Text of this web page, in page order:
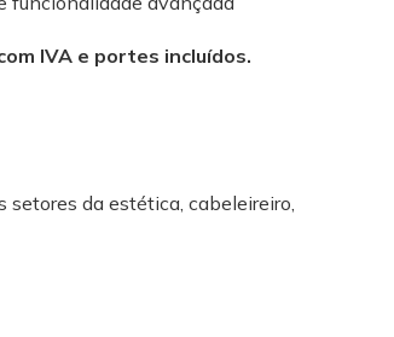
IVA e portes incluídos.
da estética, cabeleireiro,